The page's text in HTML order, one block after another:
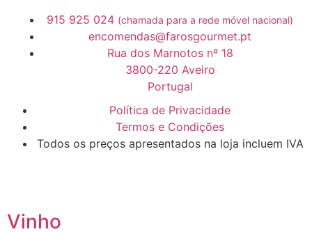
915 925 024 (chamada para a rede móvel nacional)
encomendas@farosgourmet.pt
Rua dos Marnotos nº 18
3800-220 Aveiro
Portugal
Política de Privacidade
Termos e Condições
Todos os preços apresentados na loja incluem IVA
Vinho